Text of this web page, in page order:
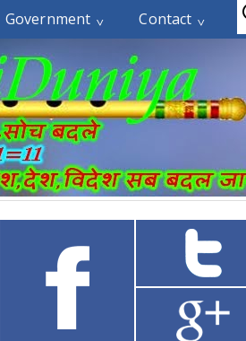
Government Contact